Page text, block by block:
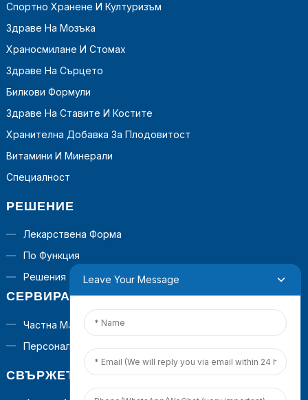
Спортно Хранене И Културизъм
Здраве На Мозъка
Храносмилане И Стомах
Здраве На Сърцето
Билкови Формули
Здраве На Ставите И Костите
Хранителна Добавка За Плодовитост
Витамини И Минерали
Специалност
РЕШЕНИЕ
Лекарствена Форма
По Функция
Решения „до Ключ“
СЕРВИРАНЕ
Частна Марка
Персонализирана Формула
СВЪРЖЕТЕ СЕ С НАС
Leave Your Message